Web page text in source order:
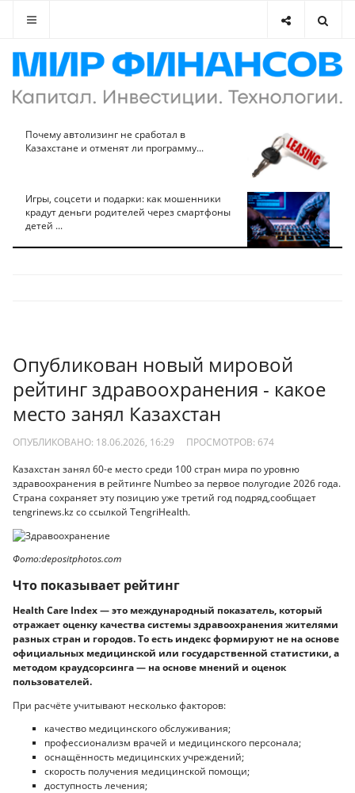
Почему автолизинг не сработал в
Казахстане и отменят ли программу...
Игры, соцсети и подарки: как мошенники
крадут деньги родителей через смартфоны
детей ...
Опубликован новый мировой
рейтинг здравоохранения - какое
место занял Казахстан
ОПУБЛИКОВАНО: 18.06.2026, 16:29 ПРОСМОТРОВ: 674
Казахстан занял 60-е место среди 100 стран мира по уровню
здравоохранения в рейтинге Numbeo за первое полугодие 2026 года.
Страна сохраняет эту позицию уже третий год подряд,сообщает
tengrinews.kz со ссылкой TengriHealth.
Фото:depositphotos.com
Что показывает рейтинг
Health Care Index — это международный показатель, который
отражает оценку качества системы здравоохранения жителями
разных стран и городов. То есть индекс формируют не на основе
официальных медицинской или государственной статистики, а
методом краудсорсинга — на основе мнений и оценок
пользователей.
При расчёте учитывают несколько факторов:
качество медицинского обслуживания;
профессионализм врачей и медицинского персонала;
оснащённость медицинских учреждений;
скорость получения медицинской помощи;
доступность лечения;